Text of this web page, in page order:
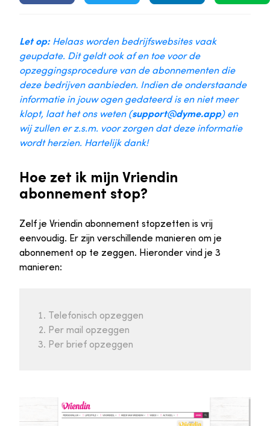
Let op:Helaas worden bedrijfswebsites vaak
geupdate. Dit geldt ook af en toe voor de
opzeggingsprocedure van de abonnementen die
deze bedrijven aanbieden. Indien de onderstaande
informatie in jouw ogen gedateerd is en niet meer
klopt, laat het ons weten (support@dyme.app) en
wij zullen er z.s.m. voor zorgen dat deze informatie
wordt herzien. Hartelijk dank!
Hoe zet ik mijn Vriendin
abonnement stop?
Zelf je Vriendin abonnement stopzetten is vrij
eenvoudig. Er zijn verschillende manieren om je
abonnement op te zeggen. Hieronder vind je 3
manieren:
Telefonisch opzeggen
Per mail opzeggen
Per brief opzeggen